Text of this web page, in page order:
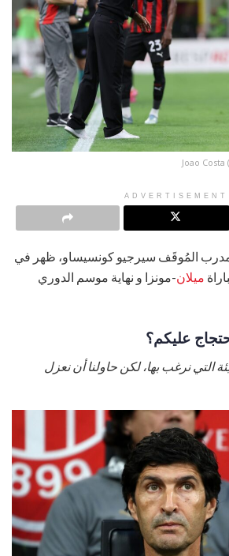
Joao
ADVERTISEMENT
المُوقَف سيرجيو كونسيساو، ظهر في
ميلان-مونزا و نهاية موسم الدوري
عليكم؟
التي نرغب بها، لكن حاولنا أن نعزل